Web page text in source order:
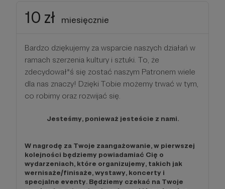
10 zł miesięcznie
Bardzo dziękujemy za wsparcie naszych działań w
ramach szerzenia kultury i sztuki. To, że
zdecydował*ś się zostać naszym Patronem wiele
dla nas znaczy! Dzięki Tobie możemy trwać w tym,
co robimy oraz rozwijać się.
Jesteśmy, ponieważ jesteście z nami.
W nagrodę za Twoje zaangażowanie, w pierwszej
kolejności będziemy powiadamiać Cię o
wydarzeniach, które organizujemy, takich jak
wernisaże/finisaże, wystawy, koncerty i
specjalne eventy. Będziemy czekać na Twoje